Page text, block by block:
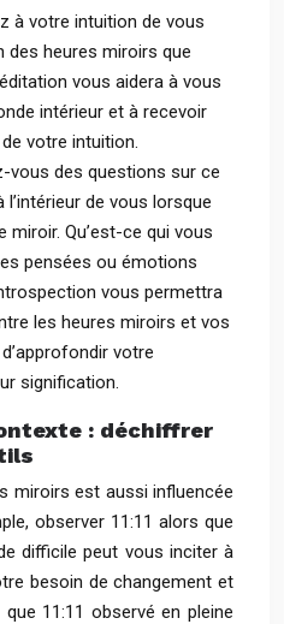
à votre intuition de vous
des heures miroirs que
vous aidera à vous
intérieur et à recevoir
votre intuition.
vous des questions sur ce
de vous lorsque
miroir. Qu’est-ce qui vous
pensées ou émotions
vous permettra
les heures miroirs et vos
votre
signification.
: déchiffrer
miroirs est aussi influencée
observer 11:11 alors que
difficile peut vous inciter à
besoin de changement et
11:11 observé en pleine